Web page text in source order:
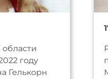
году
Гелькорн